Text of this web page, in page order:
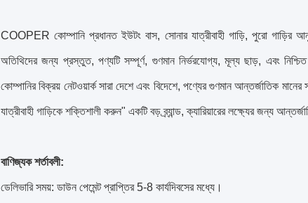
COOPER কোম্পানি প্রধানত ইউটং বাস, সোনার যাত্রীবাহী গাড়ি, পুরো গাড়ির
অতিথিদের জন্য প্রস্তুত, পণ্যটি সম্পূর্ণ, গুণমান নির্ভরযোগ্য, মূল্য ছাড়, এবং
কোম্পানির বিক্রয় নেটওয়ার্ক সারা দেশে এবং বিদেশে, পণ্যের গুণমান আন্তর্জাতিক
যাত্রীবাহী গাড়িকে শক্তিশালী করুন" একটি বড় ব্র্যান্ড, ক্যারিয়ারের লক্ষ্যের জন্য
বাণিজ্যক শর্তাবলী:
ডেলিভারি সময়: ডাউন পেমেন্ট প্রাপ্তির 5-8 কার্যদিবসের মধ্যে।